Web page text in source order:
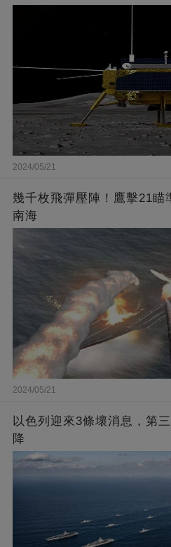
2024/05/21
幾千枚飛彈壓陣！鷹擊21瞄
南海
2024/05/21
以色列迎來3條壞消息，第
降